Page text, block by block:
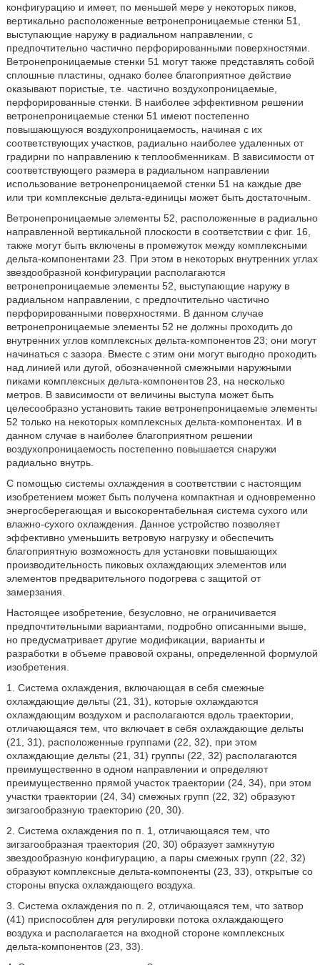
конфигурацию и имеет, по меньшей мере у некоторых пиков,
вертикально расположенные ветронепроницаемые стенки 51,
выступающие наружу в радиальном направлении, с
предпочтительно частично перфорированными поверхностями.
Ветронепроницаемые стенки 51 могут также представлять собой
сплошные пластины, однако более благоприятное действие
оказывают пористые, т.е. частично воздухопроницаемые,
перфорированные стенки. В наиболее эффективном решении
ветронепроницаемые стенки 51 имеют постепенно
повышающуюся воздухопроницаемость, начиная с их
соответствующих участков, радиально наиболее удаленных от
градирни по направлению к теплообменникам. В зависимости от
соответствующего размера в радиальном направлении
использование ветронепроницаемой стенки 51 на каждые две
или три комплексные дельта-единицы может быть достаточным.
Ветронепроницаемые элементы 52, расположенные в радиально
направленной вертикальной плоскости в соответствии с фиг. 16,
также могут быть включены в промежуток между комплексными
дельта-компонентами 23. При этом в некоторых внутренних углах
звездообразной конфигурации располагаются
ветронепроницаемые элементы 52, выступающие наружу в
радиальном направлении, с предпочтительно частично
перфорированными поверхностями. В данном случае
ветронепроницаемые элементы 52 не должны проходить до
внутренних углов комплексных дельта-компонентов 23; они могут
начинаться с зазора. Вместе с этим они могут выгодно проходить
над линией или дугой, обозначенной смежными наружными
пиками комплексных дельта-компонентов 23, на несколько
метров. В зависимости от величины выступа может быть
целесообразно установить такие ветронепроницаемые элементы
52 только на некоторых комплексных дельта-компонентах. И в
данном случае в наиболее благоприятном решении
воздухопроницаемость постепенно повышается снаружи
радиально внутрь.
С помощью системы охлаждения в соответствии с настоящим
изобретением может быть получена компактная и одновременно
энергосберегающая и высокорентабельная система сухого или
влажно-сухого охлаждения. Данное устройство позволяет
эффективно уменьшить ветровую нагрузку и обеспечить
благоприятную возможность для установки повышающих
производительность пиковых охлаждающих элементов или
элементов предварительного подогрева с защитой от
замерзания.
Настоящее изобретение, безусловно, не ограничивается
предпочтительными вариантами, подробно описанными выше,
но предусматривает другие модификации, варианты и
разработки в объеме правовой охраны, определенной формулой
изобретения.
1. Система охлаждения, включающая в себя смежные
охлаждающие дельты (21, 31), которые охлаждаются
охлаждающим воздухом и располагаются вдоль траектории,
отличающаяся тем, что включает в себя охлаждающие дельты
(21, 31), расположенные группами (22, 32), при этом
охлаждающие дельты (21, 31) группы (22, 32) располагаются
преимущественно в одном направлении и определяют
преимущественно прямой участок траектории (24, 34), при этом
участки траектории (24, 34) смежных групп (22, 32) образуют
зигзагообразную траекторию (20, 30).
2. Система охлаждения по п. 1, отличающаяся тем, что
зигзагообразная траектория (20, 30) образует замкнутую
звездообразную конфигурацию, а пары смежных групп (22, 32)
образуют комплексные дельта-компоненты (23, 33), открытые со
стороны впуска охлаждающего воздуха.
3. Система охлаждения по п. 2, отличающаяся тем, что затвор
(41) приспособлен для регулировки потока охлаждающего
воздуха и располагается на входной стороне комплексных
дельта-компонентов (23, 33).